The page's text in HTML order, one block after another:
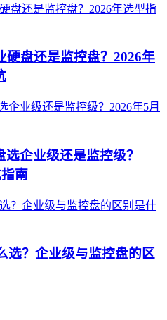
硬盘还是监控盘？2026年
企业级还是监控级？
南
选？企业级与监控盘的区